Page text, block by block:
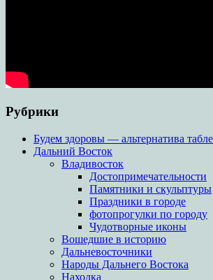
Рубрики
Будем здоровы — альтернатива
Дальний Восток
Владивосток
Достопримечательности
Памятники и скульптуры
Праздники в городе
фотопрогулки по городу
Чудотворные иконы
Вошедшие в историю
Дальневосточники
Народы Дальнего Востока
Находка